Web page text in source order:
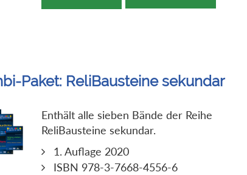
Paket: ReliBausteine sekundar
Enthält alle sieben Bände der Reihe
ReliBausteine sekundar.
1. Auflage 2020
ISBN 978-3-7668-4556-6